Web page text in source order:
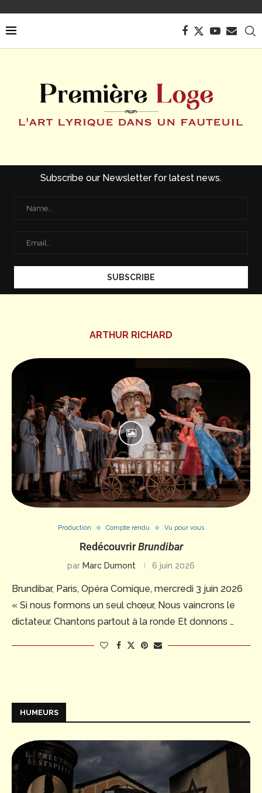
Subscribe our Newsletter for latest news.
ARTHUR RICHARD
Production Compte rendu Vu pour vous
RedécouvrirBrundibar
par Marc Dumont 6 juin 2026
Brundibar, Paris, Opéra Comique, mercredi 3 juin 2026
« Si nous formons un seul chœur, Nous vaincrons le
dictateur. Chantons partout à la ronde Et donnons …
HUMEURS